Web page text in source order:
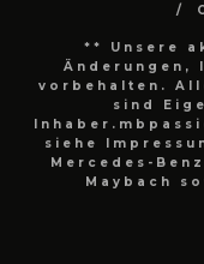
** Unsere
Änderungen,
vorbehalten.
sind
siehe
Mercedes-
Maybach